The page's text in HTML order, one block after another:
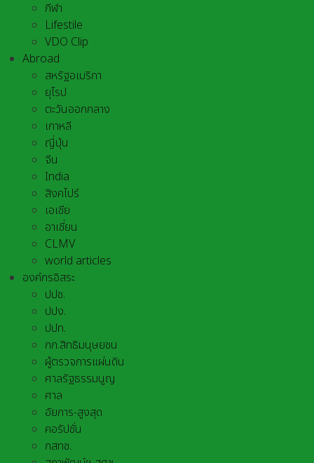
กีฬา
Lifestile
VDO Clip
Abroad
สหรัฐอเมริกา
ยุโรป
ตะวันออกกลาง
เกาหลี
ญี่ปุ่น
จีน
India
สิงคโปร์
เอเชีย
อาเชี่ยน
CLMV
world articles
องค์กรอิสระ
ปปช.
ปปง.
ปปท.
กก.สิทธิมนุษยชน
ผู้ตรวจการแผ่นดิน
ศาลรัฐธรรมนูญ
ศาล
อัยการ-สูงสุด
คอรัปชั่น
กสทช.